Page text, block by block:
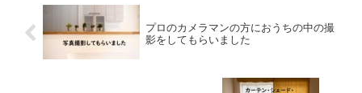
プロのカメラマンの方におうちの中の撮
影をしてもらいました